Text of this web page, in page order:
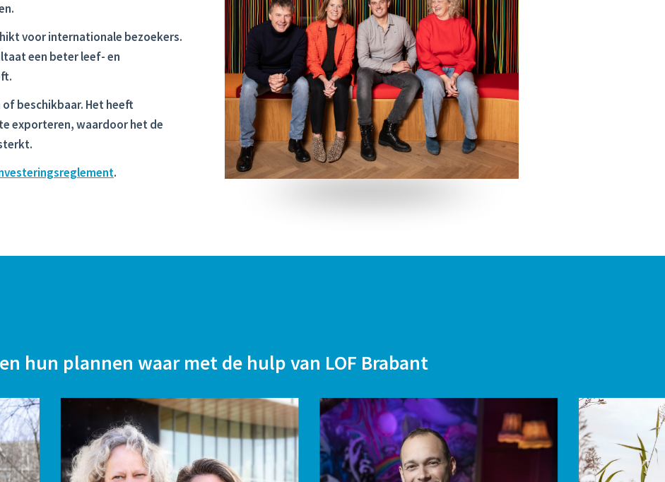
voor internationale bezoekers.
een beter leef- en
beschikbaar. Het heeft
exporteren, waardoor het de
.
hun plannen waar met de hulp van LOF Brabant